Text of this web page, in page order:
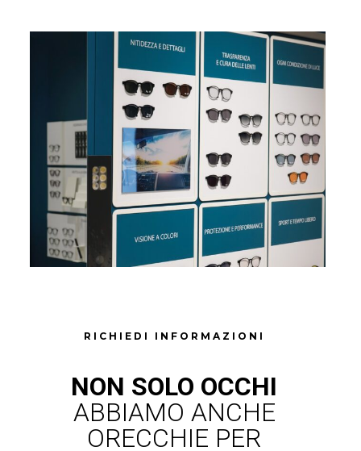
RICHIEDI INFORMAZIONI
NON SOLO OCCHI
ABBIAMO ANCHE
ORECCHIE PER